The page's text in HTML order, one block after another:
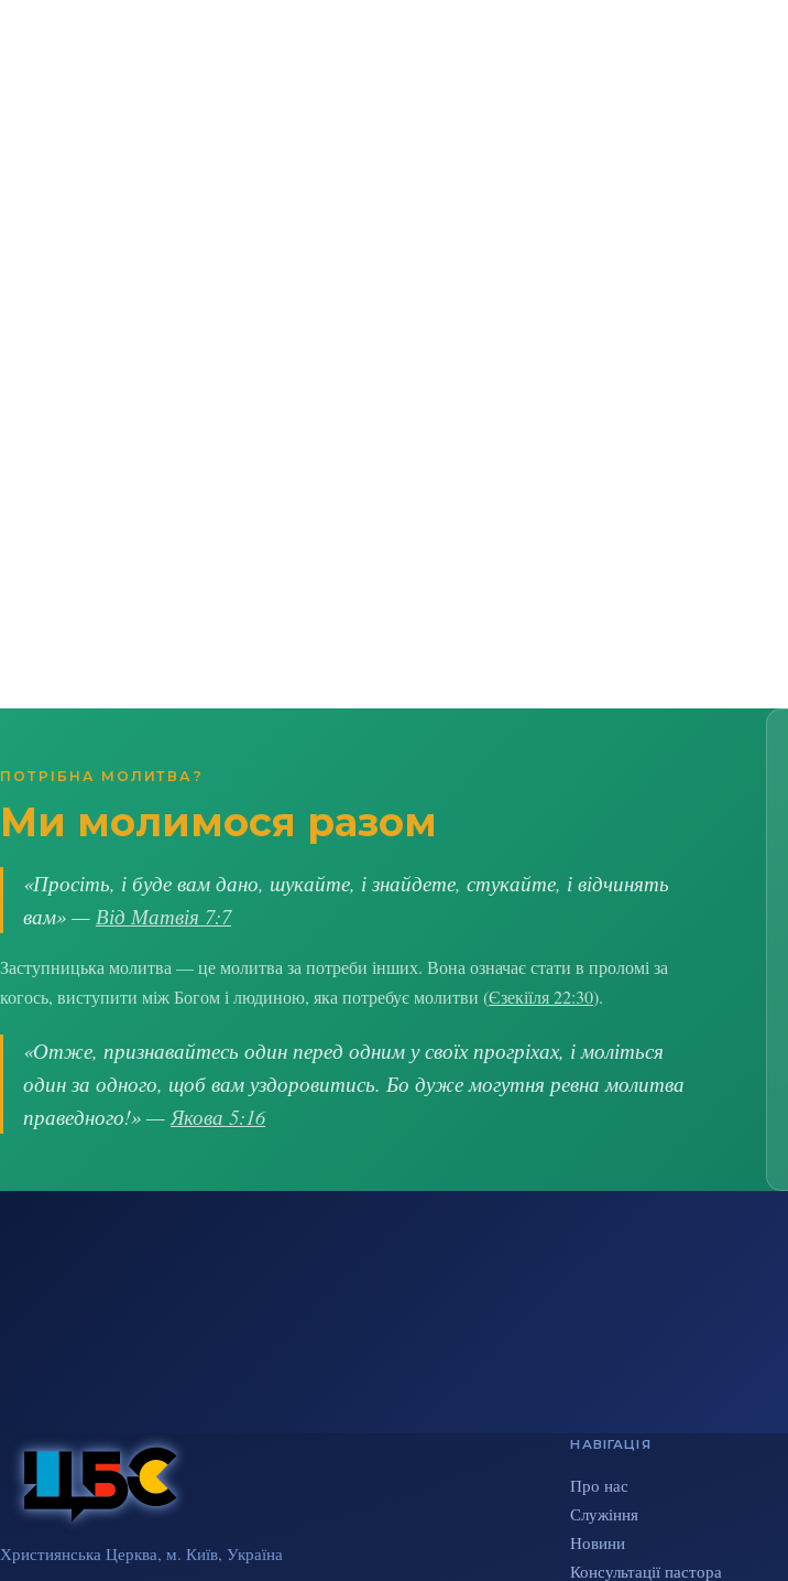
ПОТРІБНА МОЛИТВА?
Ми молимося разом
«Просіть, і буде вам дано, шукайте, і знайдете, стукайте, і відчинять
вам» — Від Матвія 7:7
Заступницька молитва — це молитва за потреби інших. Вона означає стати в проломі за
когось, виступити між Богом і людиною, яка потребує молитви (Єзекіїля 22:30).
«Отже, признавайтесь один перед одним у своїх прогріхах, і моліться
один за одного, щоб вам уздоровитись. Бо дуже могутня ревна молитва
праведного!» —Якова 5:16
Християнська Церква, м. Київ, Україна
НАВІГАЦІЯ
Про нас
Служіння
Новини
Консультації пастора